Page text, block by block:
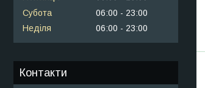
Субота
06:00
23:00
Неділя
06:00 23:00
Контакти